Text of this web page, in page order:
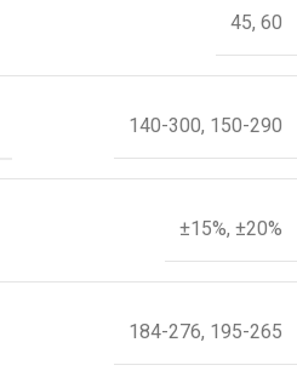
45, 60
140-300, 150-290
±15%, ±20%
184-276, 195-265